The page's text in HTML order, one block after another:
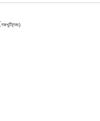
,গৰুখুটি(দৰং)